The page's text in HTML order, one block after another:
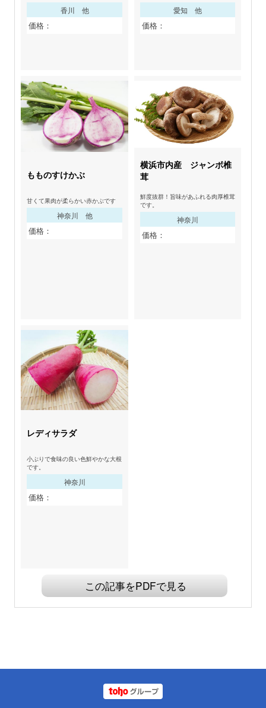
香川 他
価格：
愛知 他
価格：
もものすけかぶ
甘くて果肉が柔らかい赤かぶです
神奈川 他
価格：
横浜市内産 ジャンボ椎
茸
鮮度抜群！旨味があふれる肉厚椎茸
です。
神奈川
価格：
レディサラダ
小ぶりで食味の良い色鮮やかな大根
です。
神奈川
価格：
この記事をPDFで見る